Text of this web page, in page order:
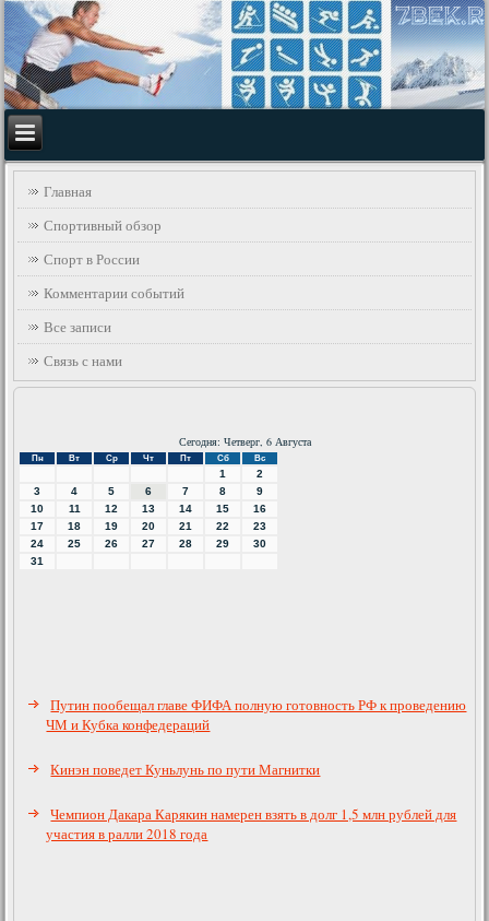
Главная
Спортивный обзор
Спорт в России
Комментарии событий
Все записи
Связь с нами
Сегодня: Четверг, 6 Августа
Пн Вт Ср Чт Пт Сб Вс
1
2
3
4 5 6 7 8
9
10
11 12 13 14 15
16
17
18 19 20 21 22
23
24
25 26 27 28 29
30
31
Путин пообещал главе ФИФА полную готовность РФ к проведению
ЧМ и Кубка конфедераций
Кинэн поведет Куньлунь по пути Магнитки
Чемпион Дакара Карякин намерен взять в долг 1,5 млн рублей для
участия в ралли 2018 года